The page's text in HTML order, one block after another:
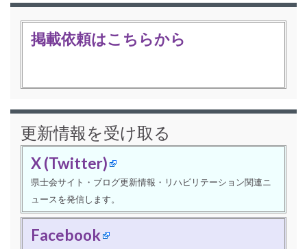
掲載依頼はこちらから
更新情報を受け取る
X (Twitter)
県士会サイト・ブログ更新情報・リハビリテーション関連ニ
ュースを発信します。
Facebook